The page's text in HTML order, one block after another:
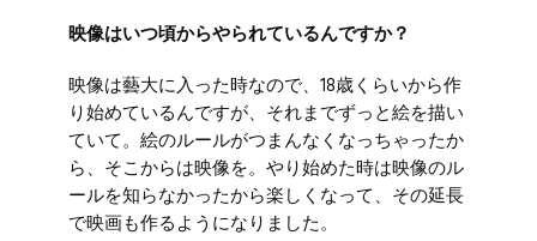
映像はいつ頃からやられているんですか？
映像は藝大に入った時なので、18歳くらいから作
り始めているんですが、それまでずっと絵を描い
ていて。絵のルールがつまんなくなっちゃったか
ら、そこからは映像を。やり始めた時は映像のル
ールを知らなかったから楽しくなって、その延長
で映画も作るようになりました。